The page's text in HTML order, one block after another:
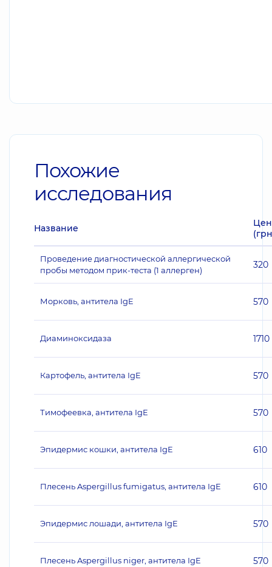
Похожие
исследования
Название
Проведение диагностической аллергической
пробы методом прик-теста (1 аллерген)
320
Морковь, антитела IgE 570
Диаминоксидаза 1710
Картофель, антитела IgE 570
Тимофеевка, антитела IgE 570
Эпидермис кошки, антитела IgE 610
Плесень Aspergillus fumigatus, антитела IgE 610
Эпидермис лошади, антитела IgE 570
Плесень Aspergillus niger, антитела IgE 570